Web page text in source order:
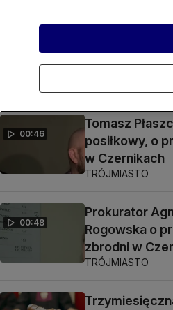
Ciała
00:46
Tomasz
posiłkowy, o
w Czernikach
TRÓJMIASTO
00:48
Prokurator
Rogowska o
zbrodni w
TRÓJMIASTO